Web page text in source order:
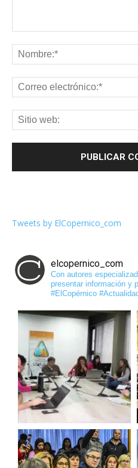
Tweets by ElCopernico_com
elcopernico_com
Con autores
presentar información y
#ElCopérnico